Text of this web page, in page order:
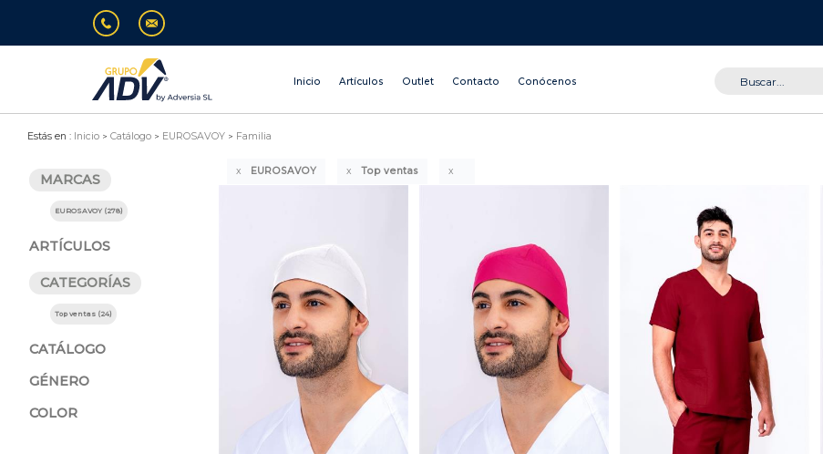
Inicio Artículos Outlet Contacto Conócenos
Estás en : Inicio Catálogo EUROSAVOY Familia
MARCAS
EUROSAVOY (278)
ARTÍCULOS
CATEGORÍAS
Top ventas (24)
CATÁLOGO
GÉNERO
COLOR
EUROSAVOY Top ventas